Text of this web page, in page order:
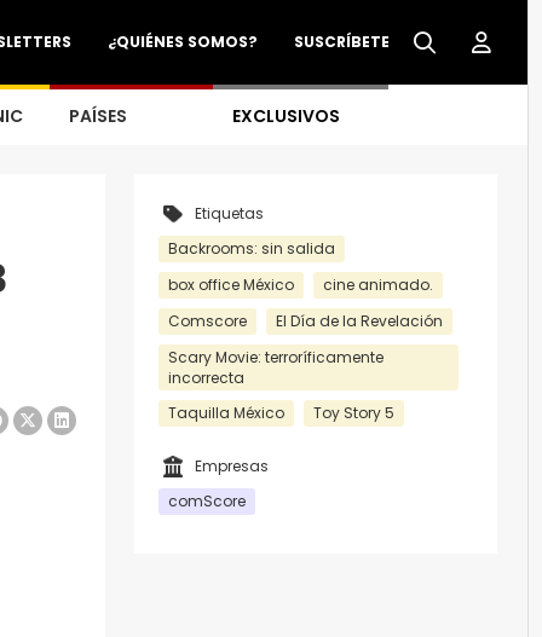
SUSCRÍBETE
¿QUIÉNES SOMOS?
PAÍSES EXCLUSIVOS
Etiquetas
Backrooms: sin salida
box office México
cine animado.
Comscore
El Día de la Revelación
Scary Movie: terroríficamente
incorrecta
Taquilla México
Toy Story 5
Empresas
comScore